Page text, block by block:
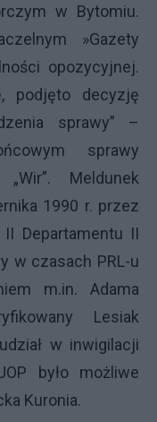
w Bytomiu.
»Gazety
opozycyjnej.
podjęto decyzję
sprawy” –
sprawy
Meldunek
1990 r. przez
II Departamentu II
w czasach PRL-u
m.in. Adama
Lesiak
w inwigilacji
było możliwe
Kuronia.